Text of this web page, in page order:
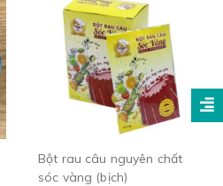
Bột rau câu nguyên chất
sóc vàng (bịch)